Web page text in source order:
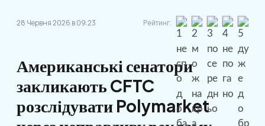
28 Червня 2026 в 09:23 Рейтинг:
Американські сенатори
закликають CFTC
розслідувати Polymarket